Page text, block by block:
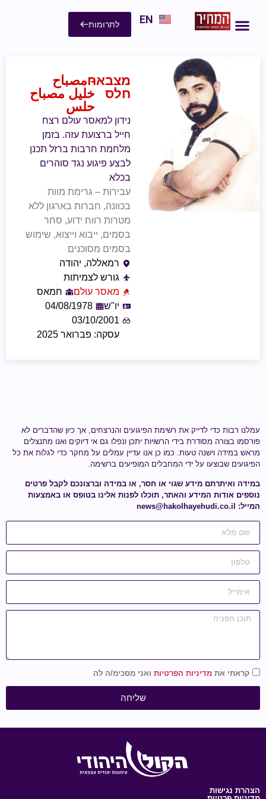
EN לתרומות
מצבאח
חלס
- مصباح
خليل مصباح
حلس
נידון למאסר עולם רצח
חייל ברצועת עזה. בזמן
מלחמת חרבות ברזל תכנן
לבצע פיגוע נגד סוהרים
בכלא
עבירות – גרימת מוות
בכוונה, חברות בארגון ללא
מטרות רווח ידוע, סחר
בסמים, ייבוא ​​וייצוא, שימוש
בסמים מסוכנים
רמאללה, יהודה
גורש לצמיתות
מאסר עולם
חמאס
יו"ש
04/08/1978
03/10/2001
עסקה: פברואר 2025
עמלנו רבות כדי לדייק את רשימת הפיגועים והנרצחים, אך כיון שהדברים לא
פורסמו בצורה מסודרת בידי הרשויות יתכן ונפלו גם אי דיוקים ואנו מתנצלים
מראש במידה וישנה טעות. כמו כן אנו עדיין עמלים על מחקר כדי לגלות את כל
הפיגועים שבוצעו על ידי המחבלים המופיעים ברשימה.
במידה ואיתרתם מידע שגוי או חסר, או במידה וברצונכם לקבל פרטים
נוספים אודות המידע והאתר, תוכלו לפנות אלינו בטופס או באמצעות
המייל:
news@hakolhayehudi.co.il
קראתי את מדיניות הפרטיות ואני מסכימ/ה לה
שליחה
הצהרת נגישות